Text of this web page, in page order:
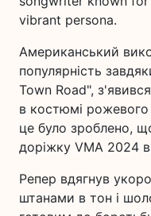
vibrant persona.
Американський
популярність
Town Road",
в костюмі
це було зроблено,
доріжку VMA 2024
Репер вдягнув
штанами в тон і